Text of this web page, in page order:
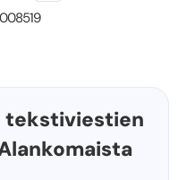
tekstiviestien